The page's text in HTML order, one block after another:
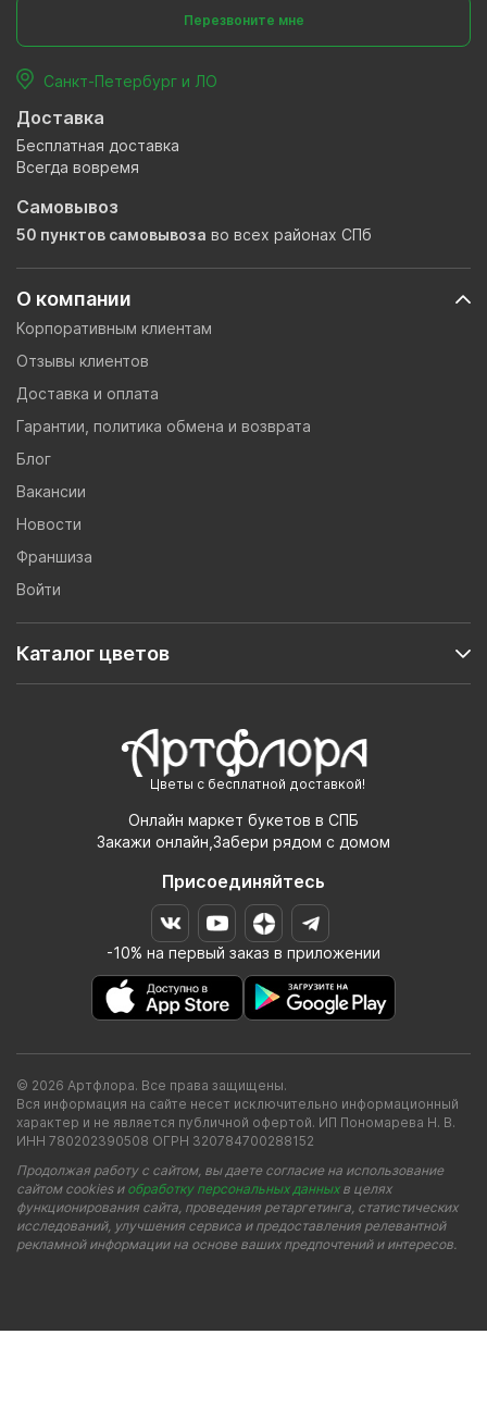
Цветы с бесплатной доставкой!
Онлайн маркет букетов в СПБ
Закажи онлайн,Забери рядом с домом
Присоединяйтесь
-10% на первый заказ в приложении
О компании
Корпоративным клиентам
Отзывы клиентов
Доставка и оплата
Гарантии, политика обмена и возврата
Блог
Вакансии
Новости
Франшиза
Войти
Каталог цветов
Перезвоните мне
Санкт-Петербург и ЛО
Доставка
Бесплатная доставка
Всегда вовремя
Самовывоз
50 пунктов самовывоза во всех районах СПб
© 2026 Артфлора. Все права защищены.
Вся информация на сайте несет исключительно информационный
характер и не является публичной офертой. ИП Пономарева Н. В.
ИНН 780202390508 ОГРН 320784700288152
Продолжая работу с сайтом, вы даете согласие на использование
сайтом cookies и обработку персональных данныхв целях
функционирования сайта, проведения ретаргетинга, статистических
исследований, улучшения сервиса и предоставления релевантной
рекламной информации на основе ваших предпочтений и интересов.